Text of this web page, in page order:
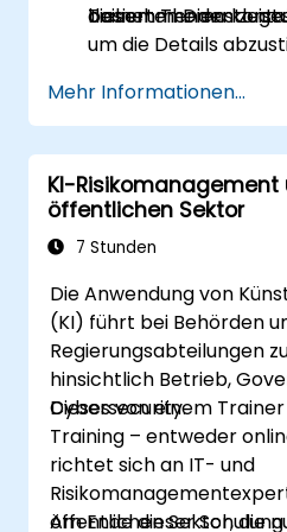
basierten
Teilnehmenden
diesem Thema
um die Details
Mehr Informationen...
KI-
öffentlichen Sektor
7 Stunden
Die Anwendung von
(KI) führt bei Behörden
Regierungsabteilungen
hinsichtlich Betrieb,
Cybersecurity.
Dieses von einem
Training – entweder
richtet sich an IT- und
öffentlichen Sektor, die
Am Ende dieser